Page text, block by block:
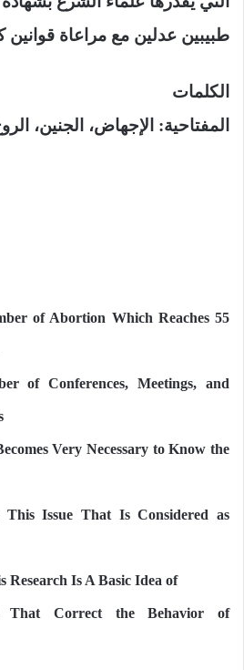
طبيبين عدلين مع مراعاة قوانين
الكلمات
المفتاحية: الإجهاض، الجنين،
of Abortion Which Reaches 55
of Conferences, Meetings, and
Very Necessary to Know the
Issue That Is Considered as
Research Is A Basic Idea of
That Correct the Behavior of